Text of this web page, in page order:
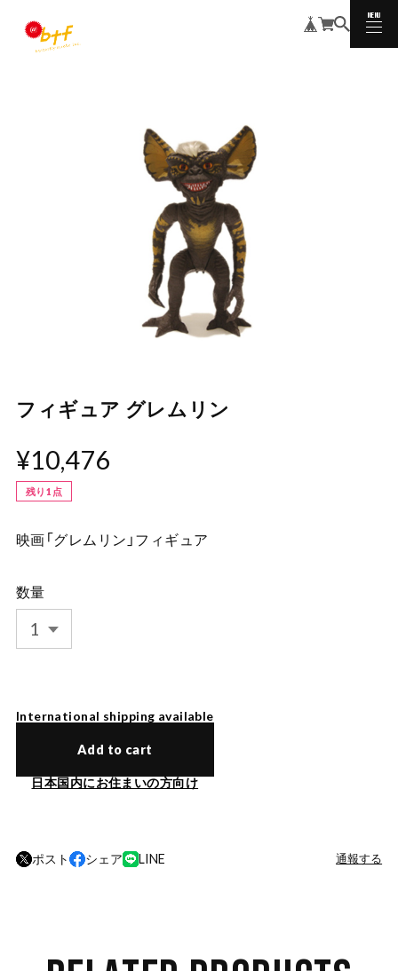
MENU
CLOSE
フィギュア グレムリン
¥10,476
残り1点
映画「グレムリン」フィギュア
数量
International shipping available
Add to cart
日本国内にお住まいの方向け
ポスト シェア LINE 通報する